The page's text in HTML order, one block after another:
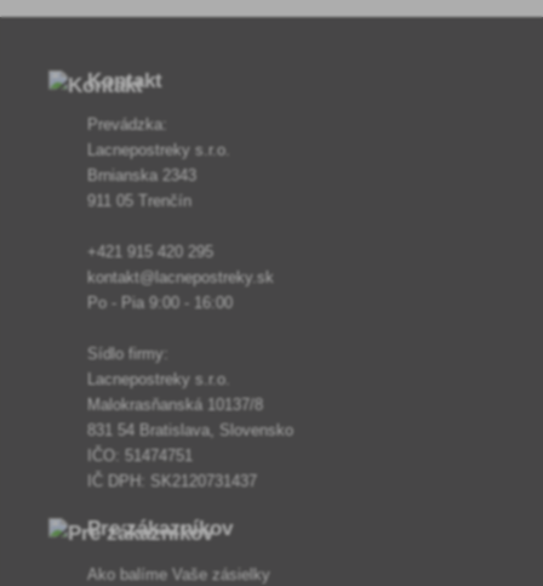
Kontakt
Prevádzka:
Lacnepostreky s.r.o.
Brnianska 2343
911 05 Trenčín
+421 915 420 295
kontakt@lacnepostreky.sk
Po - Pia 9:00 - 16:00
Sídlo firmy:
Lacnepostreky s.r.o.
Malokrasňanská 10137/8
831 54 Bratislava, Slovensko
IČO: 51474751
IČ DPH: SK2120731437
Pre zákazníkov
Ako balíme Vaše zásielky